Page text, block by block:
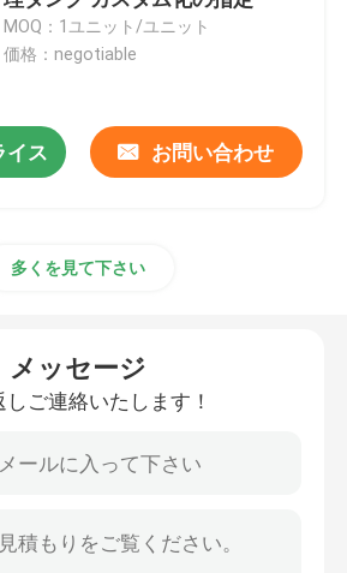
ム
システム
プラント
MOQ：1ユニット/ユニット
価格：negotiable
イス お問い合わせ
多くを見て下さい
メッセージ
しご連絡いたします！